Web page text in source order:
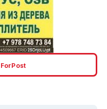
erid: 2SDnjcLUypt